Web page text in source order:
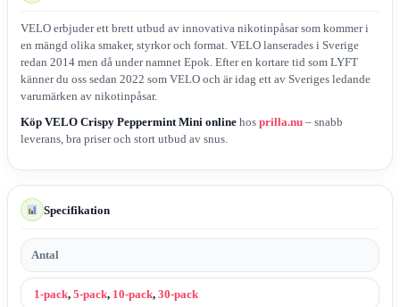
VELO erbjuder ett brett utbud av innovativa nikotinpåsar som kommer i
en mängd olika smaker, styrkor och format. VELO lanserades i Sverige
redan 2014 men då under namnet Epok. Efter en kortare tid som LYFT
känner du oss sedan 2022 som VELO och är idag ett av Sveriges ledande
varumärken av nikotinpåsar.
Köp VELO Crispy Peppermint Mini online hos prilla.nu – snabb
leverans, bra priser och stort utbud av snus.
Specifikation
Antal
1-pack, 5-pack, 10-pack, 30-pack